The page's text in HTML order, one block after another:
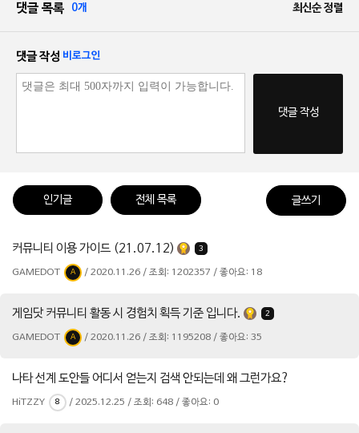
댓글 목록 0개 최신순 정렬
댓글 작성 비로그인
댓글 작성
인기글 전체 목록 글쓰기
커뮤니티 이용 가이드 (21.07.12) 3
GAMEDOT A / 2020.11.26 / 조회: 1202357 / 좋아요: 18
게임닷 커뮤니티 활동 시 경험치 획득 기준 입니다. 2
GAMEDOT A / 2020.11.26 / 조회: 1195208 / 좋아요: 35
나타 선계 도안들 어디서 얻는지 검색 안되는데 왜 그런가요?
HiTZZY 8 / 2025.12.25 / 조회: 648 / 좋아요: 0